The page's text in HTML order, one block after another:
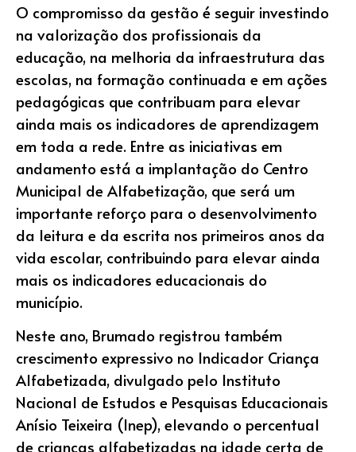
O compromisso da gestão é seguir investindo
na valorização dos profissionais da
educação, na melhoria da infraestrutura das
escolas, na formação continuada e em ações
pedagógicas que contribuam para elevar
ainda mais os indicadores de aprendizagem
em toda a rede. Entre as iniciativas em
andamento está a implantação do Centro
Municipal de Alfabetização, que será um
importante reforço para o desenvolvimento
da leitura e da escrita nos primeiros anos da
vida escolar, contribuindo para elevar ainda
mais os indicadores educacionais do
município.
Neste ano, Brumado registrou também
crescimento expressivo no Indicador Criança
Alfabetizada, divulgado pelo Instituto
Nacional de Estudos e Pesquisas Educacionais
Anísio Teixeira (Inep), elevando o percentual
de crianças alfabetizadas na idade certa de